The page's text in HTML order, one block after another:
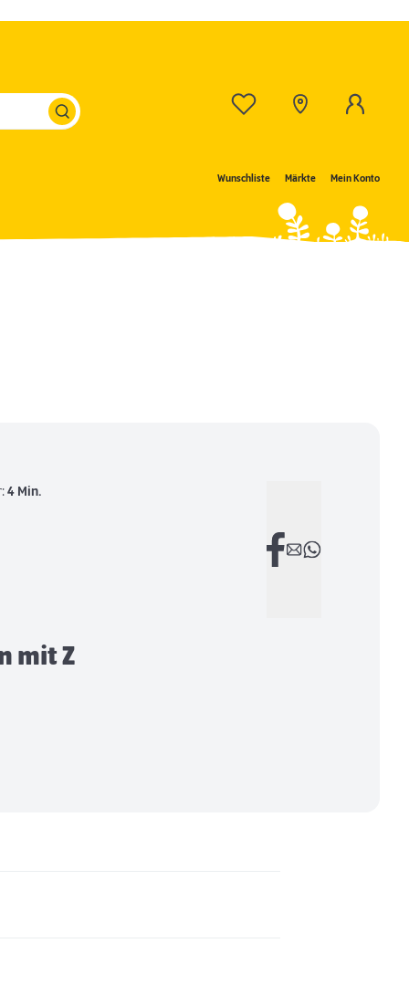
Wunschliste Märkte Mein Konto
4 Min.
mit Z